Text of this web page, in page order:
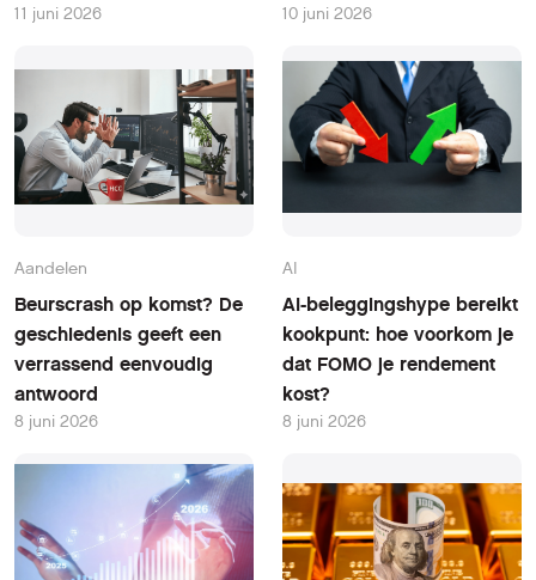
11 juni 2026 10 juni 2026
Aandelen
Beurscrash op komst? De
geschiedenis geeft een
verrassend eenvoudig
antwoord
8 juni 2026
AI
AI-beleggingshype bereikt
kookpunt: hoe voorkom je
dat FOMO je rendement
kost?
8 juni 2026